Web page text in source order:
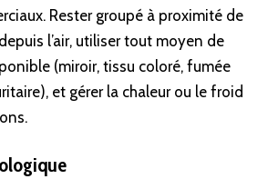
Rester groupé à proximité de
l’air, utiliser tout moyen de
(miroir, tissu coloré, fumée
et gérer la chaleur ou le froid